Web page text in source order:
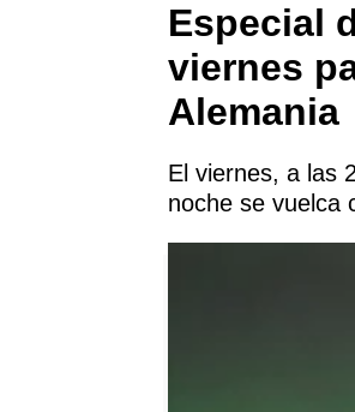
Especial
viernes
Alemania
El viernes, a las
noche se vuelca